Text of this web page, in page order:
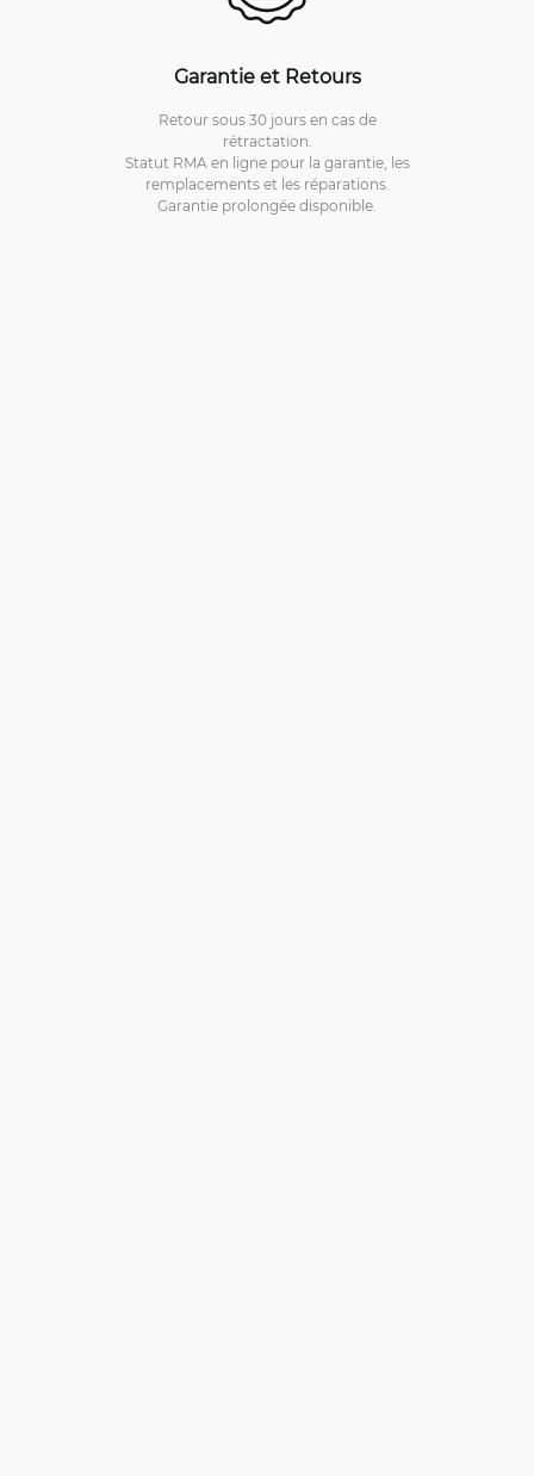
Garantie et Retours
Retour sous 30 jours en cas de
rétractation.
Statut RMA en ligne pour la garantie, les
remplacements et les réparations.
Garantie prolongée disponible.